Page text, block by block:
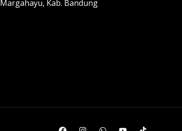
Margahayu, Kab. Bandung